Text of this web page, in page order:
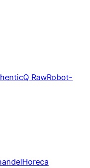
Q RawRobot-
Horeca